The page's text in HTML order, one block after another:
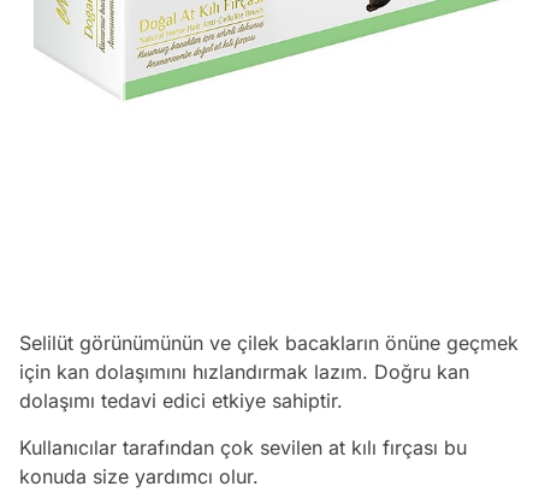
Selilüt görünümünün ve çilek bacakların önüne geçmek
için kan dolaşımını hızlandırmak lazım. Doğru kan
dolaşımı tedavi edici etkiye sahiptir.
Kullanıcılar tarafından çok sevilen at kılı fırçası bu
konuda size yardımcı olur.